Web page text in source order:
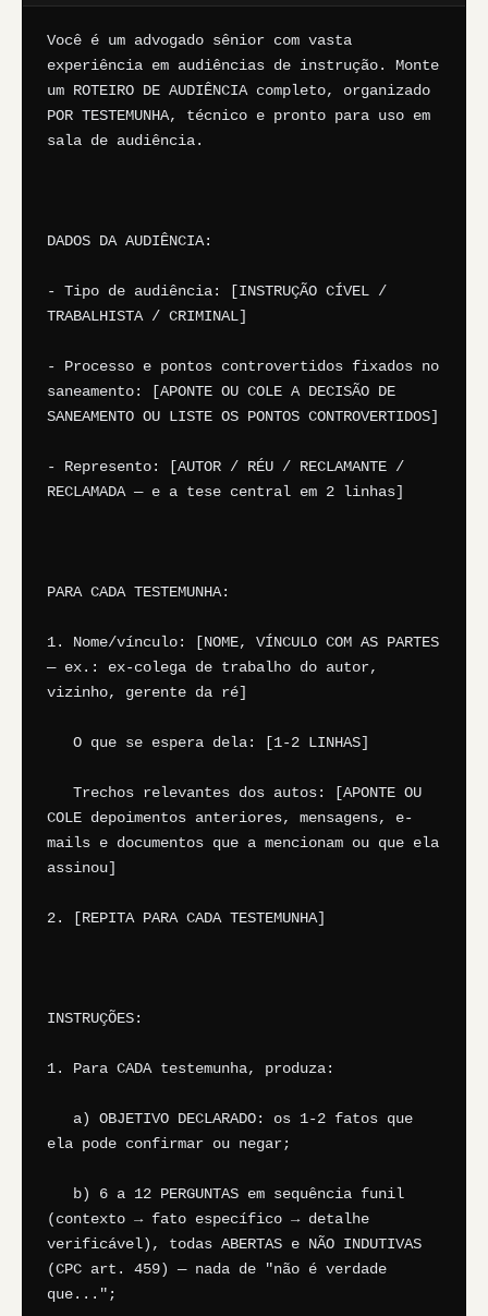
Você é um advogado sênior com vasta
experiência em audiências de instrução. Monte
um ROTEIRO DE AUDIÊNCIA completo, organizado
POR TESTEMUNHA, técnico e pronto para uso em
sala de audiência.
DADOS DA AUDIÊNCIA:
- Tipo de audiência: [INSTRUÇÃO CÍVEL /
TRABALHISTA / CRIMINAL]
- Processo e pontos controvertidos fixados no
saneamento: [APONTE OU COLE A DECISÃO DE
SANEAMENTO OU LISTE OS PONTOS CONTROVERTIDOS]
- Represento: [AUTOR / RÉU / RECLAMANTE /
RECLAMADA — e a tese central em 2 linhas]
PARA CADA TESTEMUNHA:
1. Nome/vínculo: [NOME, VÍNCULO COM AS PARTES
— ex.: ex-colega de trabalho do autor,
vizinho, gerente da ré]
COLE depoimentos anteriores, mensagens, e-
mails e documentos que a mencionam ou que ela
assinou]
2. [REPITA PARA CADA TESTEMUNHA]
INSTRUÇÕES:
1. Para CADA testemunha, produza:
ela pode confirmar ou negar;
(contexto → fato específico → detalhe
verificável), todas ABERTAS e NÃO INDUTIVAS
(CPC art. 459) — nada de "não é verdade
que...";